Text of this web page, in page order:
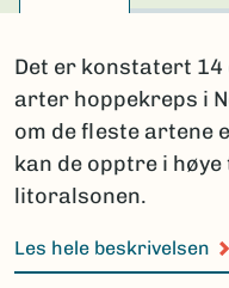
Det er konstatert 14
arter hoppekreps i
om de fleste artene
kan de opptre i
litoralsonen.
Les hele beskrivelsen